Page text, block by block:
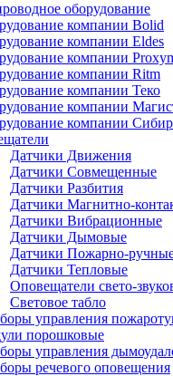
оборудование
компании Bolid
компании Eldes
компании
компании Ritm
компании Теко
компании
компании
Датчики Движения
Датчики Совмещенные
Датчики Разбития
Датчики Магнитно-
Датчики Вибрационные
Датчики Дымовые
Датчики Пожарно-
Датчики Тепловые
Оповещатели свето-
Световое табло
управления
порошковые
управления
речевого оповещения